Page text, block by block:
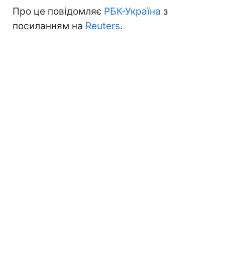
Про це повідомляє РБК-Україна з
посиланням на Reuters.